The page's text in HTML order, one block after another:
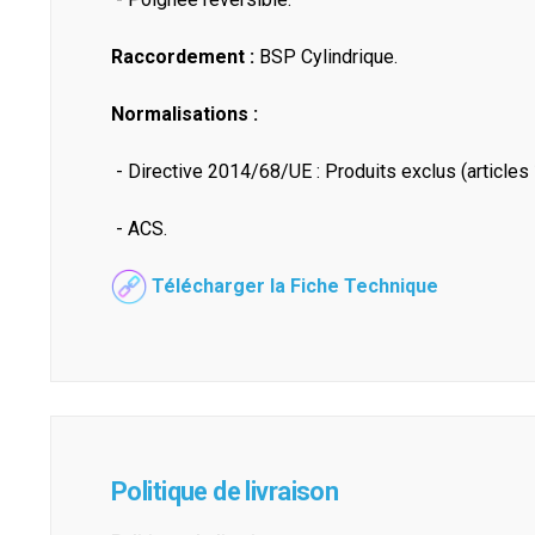
Raccordement : BSP Cylindrique.
Normalisations :
- Directive 2014/68/UE : Produits exclus (articles
- ACS.
Télécharger la Fiche Technique
Politique de livraison